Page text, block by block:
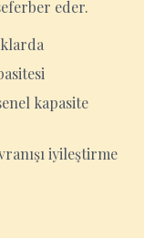
eder.
kapasite
iyileştirme